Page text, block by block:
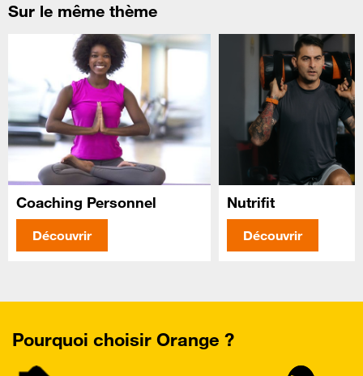
Sur le même thème
Coaching Personnel
Découvrir
Nutrifit
Découvrir
Pourquoi choisir Orange ?